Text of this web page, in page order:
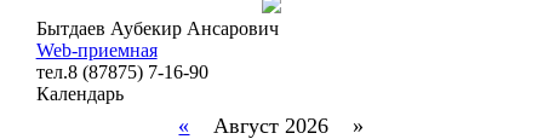
Бытдаев Аубекир Ансарович
Web-приемная
тел.8 (87875) 7-16-90
Календарь
« Август 2026 »